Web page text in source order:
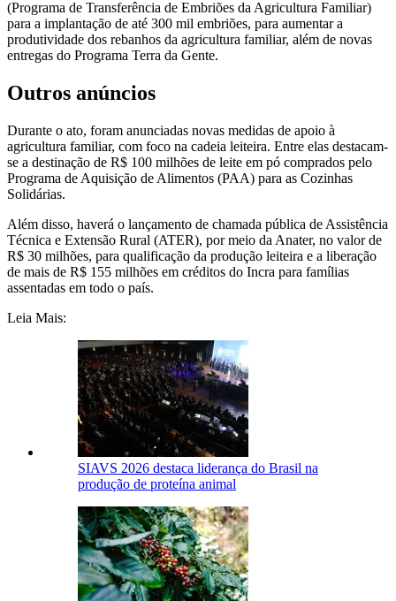
(Programa de Transferência de Embriões da Agricultura Familiar)
para a implantação de até 300 mil embriões, para aumentar a
produtividade dos rebanhos da agricultura familiar, além de novas
entregas do Programa Terra da Gente.
Outros anúncios
Durante o ato, foram anunciadas novas medidas de apoio à
agricultura familiar, com foco na cadeia leiteira. Entre elas destacam-
se a destinação de R$ 100 milhões de leite em pó comprados pelo
Programa de Aquisição de Alimentos (PAA) para as Cozinhas
Solidárias.
Além disso, haverá o lançamento de chamada pública de Assistência
Técnica e Extensão Rural (ATER), por meio da Anater, no valor de
R$ 30 milhões, para qualificação da produção leiteira e a liberação
de mais de R$ 155 milhões em créditos do Incra para famílias
assentadas em todo o país.
Leia Mais:
SIAVS 2026 destaca liderança do Brasil na
produção de proteína animal